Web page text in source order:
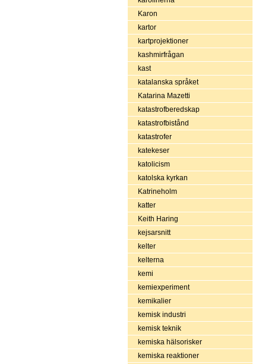
Karon
kartor
kartprojektioner
kashmirfrågan
kast
katalanska språket
Katarina Mazetti
katastrofberedskap
katastrofbistånd
katastrofer
katekeser
katolicism
katolska kyrkan
Katrineholm
katter
Keith Haring
kejsarsnitt
kelter
kelterna
kemi
kemiexperiment
kemikalier
kemisk industri
kemisk teknik
kemiska hälsorisker
kemiska reaktioner